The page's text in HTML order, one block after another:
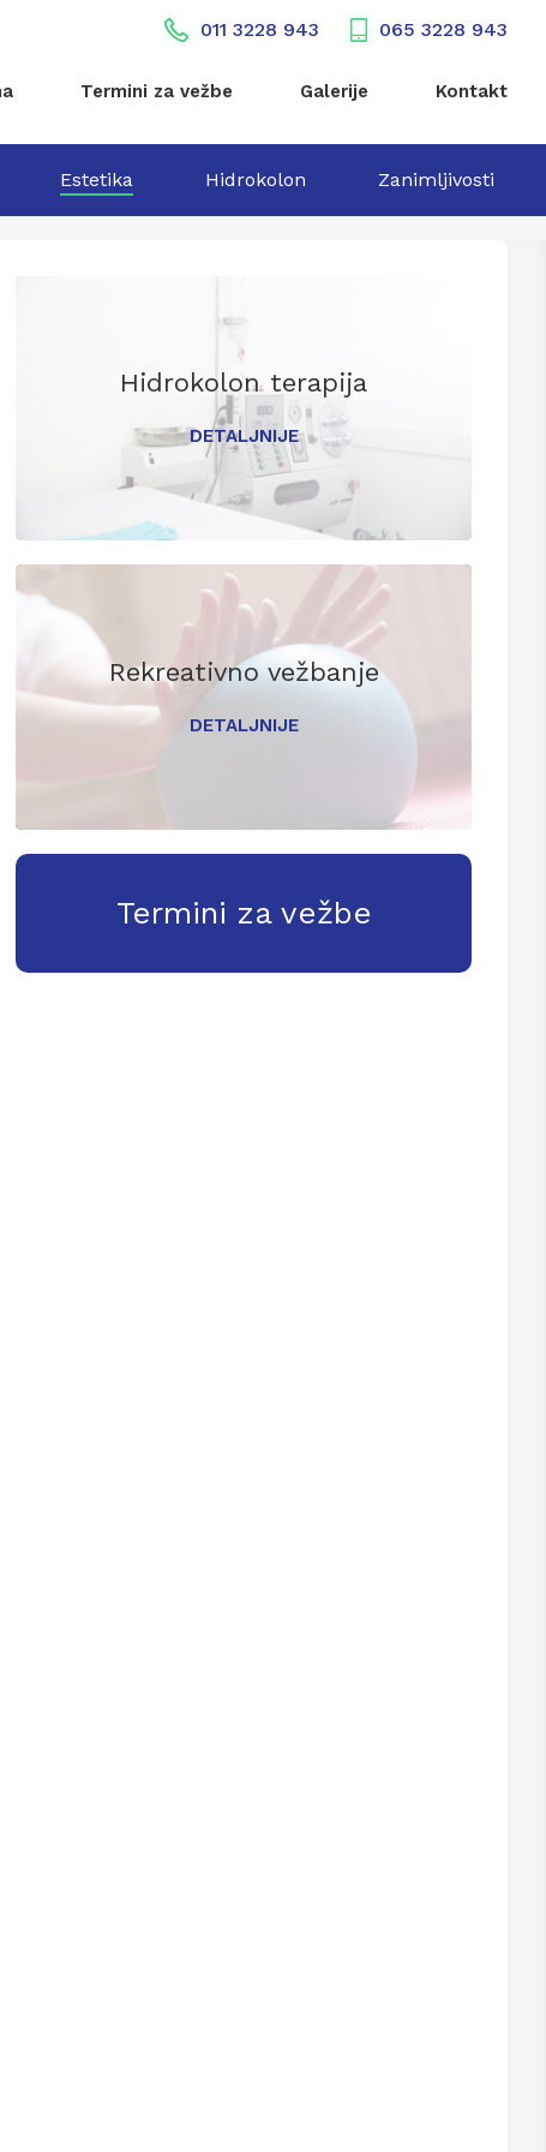
011 3228 943 065 3228 943
Termini za vežbe Galerije Kontakt
Estetika Hidrokolon Zanimljivosti
Hidrokolon terapija
DETALJNIJE
Rekreativno vežbanje
DETALJNIJE
Termini za vežbe